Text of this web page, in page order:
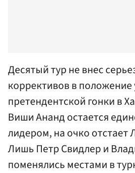
Десятый тур не внес
коррективов в положение
претендентской гонки в
Виши Ананд остается
лидером, на очко отстает
Лишь Петр Свидлер и
поменялись местами в